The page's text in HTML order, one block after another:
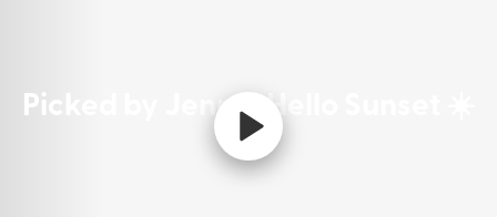
Picked by Jenna: Hello Sunset ☀️